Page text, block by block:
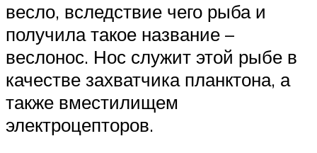
весло, вследствие чего рыба и
получила такое название –
веслонос. Нос служит этой рыбе в
качестве захватчика планктона, а
также вместилищем
электроцепторов.